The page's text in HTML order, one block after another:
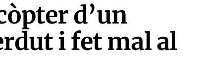
d’un
i fet mal al